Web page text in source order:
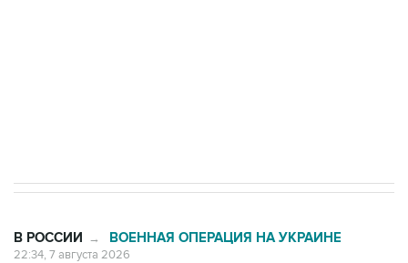
В РОССИИ → ВОЕННАЯ ОПЕРАЦИЯ НА УКРАИНЕ
22:34, 7 августа 2026